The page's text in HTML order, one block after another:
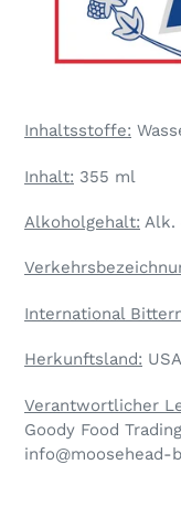
Inhaltsstoffe:
Inhalt: 355 ml
Alkoholgehalt: Alk.
International
Herkunftsland: USA
Verantwortlicher
Goody Food
info@moosehead-